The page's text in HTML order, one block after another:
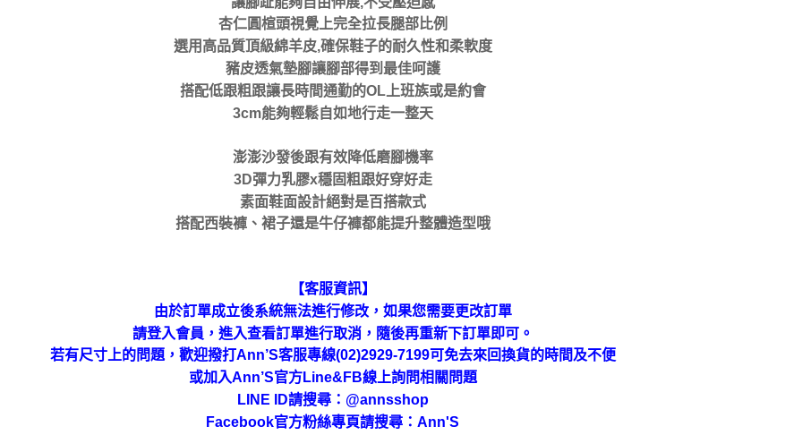
杏仁圓楦頭視覺上完全拉長腿部比例
選用高品質頂級綿羊皮,確保鞋子的耐久性和柔軟度
豬皮透氣墊腳讓腳部得到最佳呵護
搭配低跟粗跟讓長時間通勤的OL上班族或是約會
3cm能夠輕鬆自如地行走一整天
澎澎沙發後跟有效降低磨腳機率
3D彈力乳膠x穩固粗跟好穿好走
素面鞋面設計絕對是百搭款式
搭配西裝褲、裙子還是牛仔褲都能提升整體造型哦
【客服資訊】
由於訂單成立後系統無法進行修改，如果您需要更改訂單
請登入會員，進入查看訂單進行取消，隨後再重新下訂單即可。
若有尺寸上的問題，歡迎撥打Ann’S客服專線(02)2929-7199可免去來回換貨的時間及不便
或加入Ann’S官方Line&FB線上詢問相關問題
LINE ID請搜尋： @annsshop
Facebook官方粉絲專頁請搜尋：Ann'S